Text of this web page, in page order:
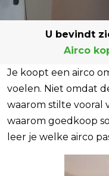
U bevindt
Airco
Je koopt een airco
voelen. Niet omdat
waarom stilte vooral
waarom goedkoop
leer je welke airco